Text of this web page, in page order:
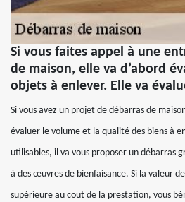
Si vous faites appel à une
de maison, elle va d’abord
objets à enlever. Elle va
Si vous avez un projet de débarras de
évaluer le volume et la qualité des biens à
utilisables, il va vous proposer un débarras
à des œuvres de bienfaisance. Si la valeur
supérieure au cout de la prestation, vous